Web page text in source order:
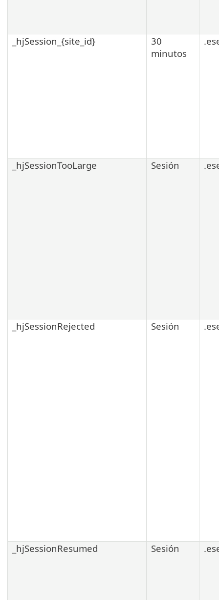
_hjSession_{site_id}
30
minutos
_hjSessionTooLarge Sesión
_hjSessionRejected Sesión
_hjSessionResumed Sesión